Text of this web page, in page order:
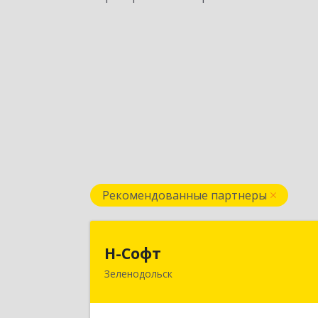
Рекомендованные партнеры
Н-Софт
Зеленодольск
422521, Татарстан Респ (Татарстан),